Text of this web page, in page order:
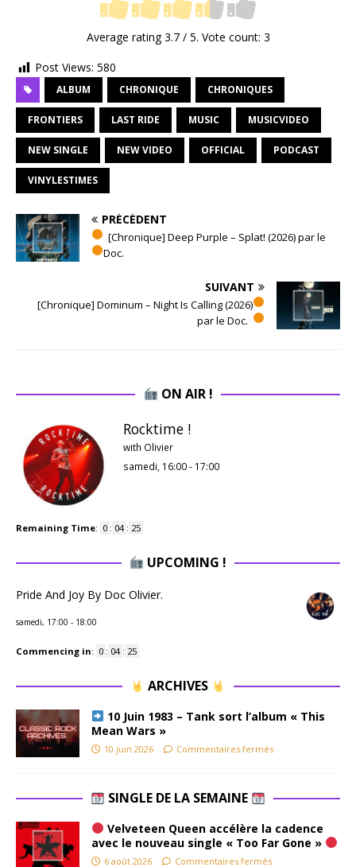
Average rating3.7/ 5. Vote count: 3
Post Views: 580
ALBUM CHRONIQUE CHRONIQUES
FRONTIERS LAST RIDE MUSIC MUSICVIDEO
NEW SINGLE NEW VIDEO OFFICIAL PODCAST
VINYLESTIMES
PRÉCÉDENT
[Chronique] Deep Purple – Splat! (2026) par le
Doc.
SUIVANT
[Chronique] Dominum – Night Is Calling (2026)
par le Doc.
ON AIR !
Rocktime !
with Olivier
samedi, 16:00- 17:00
Remaining Time: 0 : 04 : 25
UPCOMING !
Pride And Joy By Doc Olivier.
samedi, 17:00 - 18:00
Commencing in: 0 : 04 : 25
ARCHIVES
10 Juin 1983 – Tank sort l’album « This
Mean Wars »
10 juin 2026 Commentaires fermés
SINGLE DE LA SEMAINE
Velveteen Queen accélère la cadence
avec le nouveau single « Too Far Gone »
6 août 2026 Commentaires fermés